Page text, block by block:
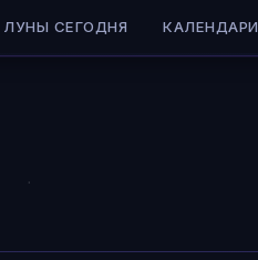
ЛУНЫ СЕГОДНЯ КАЛЕНДАРИ